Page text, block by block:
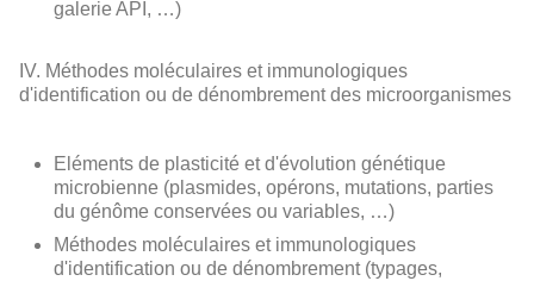
galerie API, …)
IV. Méthodes moléculaires et immunologiques
d'identification ou de dénombrement des microorganismes
Eléments de plasticité et d'évolution génétique
microbienne (plasmides, opérons, mutations, parties
du génôme conservées ou variables, …)
Méthodes moléculaires et immunologiques
d'identification ou de dénombrement (typages,